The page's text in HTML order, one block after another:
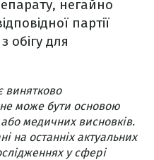
негайно
партії
обігу для
винятково
може бути основою
медичних висновків.
на останніх актуальних
у сфері